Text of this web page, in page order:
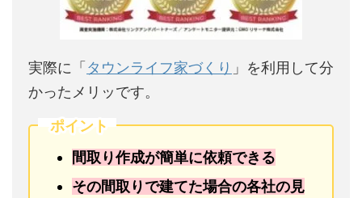
実際に「 タウンライフ家づくり 」を利用して分
かったメリッです。
ポイント
間取り作成が簡単に依頼できる
その間取りで建てた場合の各社の見